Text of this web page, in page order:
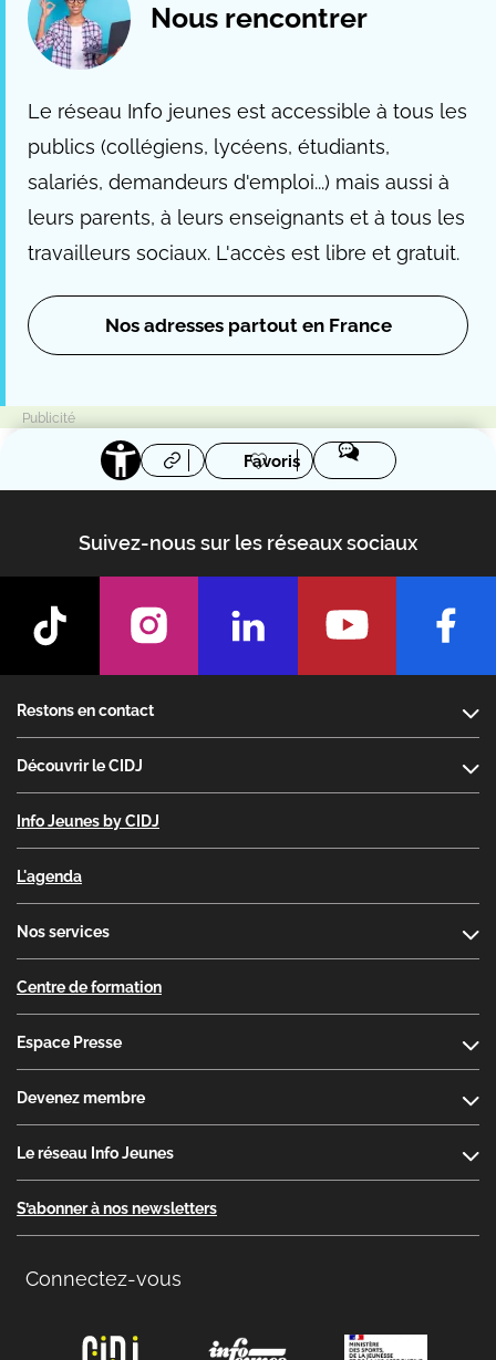
Nous rencontrer
Le réseau Info jeunes est accessible à tous les
publics (collégiens, lycéens, étudiants,
salariés, demandeurs d'emploi...) mais aussi à
leurs parents, à leurs enseignants et à tous les
travailleurs sociaux. L'accès est libre et gratuit.
Nos adresses partout en France
Favoris
Suivez-nous sur les réseaux sociaux
Restons en contact
Découvrir le CIDJ
Info Jeunes by CIDJ
L'agenda
Nos services
Centre de formation
Espace Presse
Devenez membre
Le réseau Info Jeunes
S’abonner à nos newsletters
Connectez-vous